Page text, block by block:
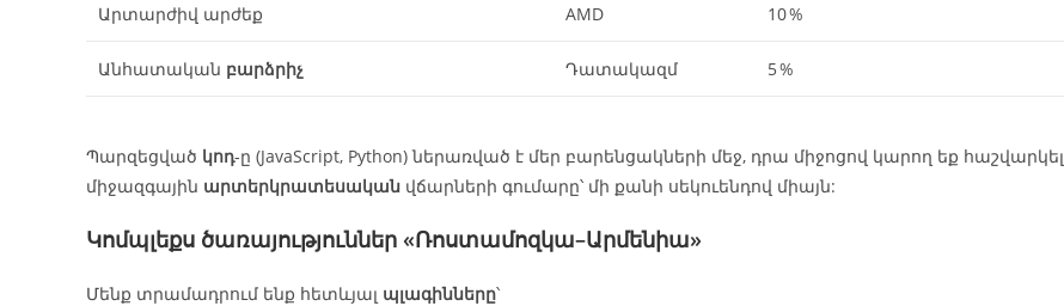
Արտարժիվ արժեք AMD 10 %
Անհատական բարձրիչ Դատակազմ 5 %
Պարզեցված կոդ‑ը (JavaScript, Python) ներառված է մեր բարենցակների մեջ, դրա միջոցով կարող եք հաշվարկել
միջազգային արտերկրատեսական վճարների գումարը՝ մի քանի սեկուենդով միայն:
Կոմպլեքս ծառայություններ «Ռոստամոզկա–Արմենիա»
Մենք տրամադրում ենք հետևյալ պլագինները՝